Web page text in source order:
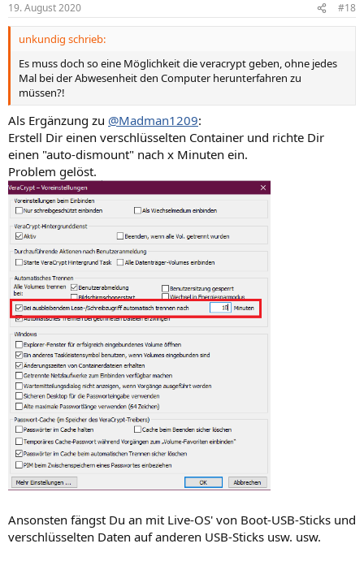
e
n
19. August 2020 #18
unkundig schrieb:
Es muss doch so eine Möglichkeit die veracrypt geben, ohne jedes
Mal bei der Abwesenheit den Computer herunterfahren zu
müssen?!
Als Ergänzung zu @Madman1209:
Erstell Dir einen verschlüsselten Container und richte Dir
einen "auto-dismount" nach x Minuten ein.
Problem gelöst.
Ansonsten fängst Du an mit Live-OS' von Boot-USB-Sticks und
verschlüsselten Daten auf anderen USB-Sticks usw. usw.